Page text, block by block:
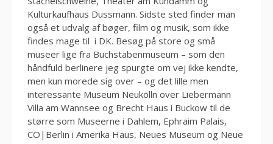
Kulturkaufhaus Dussmann. Sidste sted finder man
også et udvalg af bøger, film og musik, som ikke
findes mage til i DK. Besøg på store og små
museer lige fra Buchstabenmuseum – som den
håndfuld berlinere jeg spurgte om vej ikke kendte,
men kun morede sig over – og det lille men
interessante Museum Neukölln over Liebermann
Villa am Wannsee og Brecht Haus i Buckow til de
større som Museerne i Dahlem, Ephraim Palais,
CO|Berlin i Amerika Haus, Neues Museum og Neue